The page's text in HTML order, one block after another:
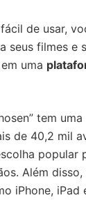
de usar,
seus filmes e
uma
tem
de 40,2 mil
popular
Além
iPhone, iPad